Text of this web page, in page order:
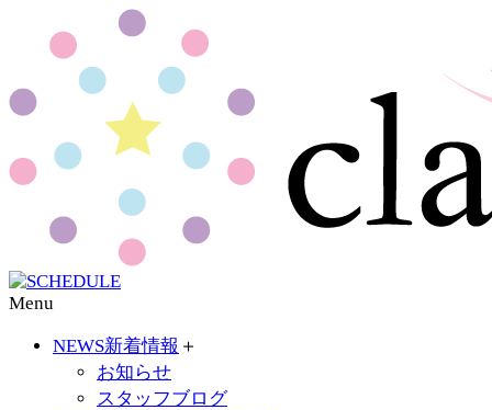
Menu
NEWS新着情報 ＋
お知らせ
スタッフブログ